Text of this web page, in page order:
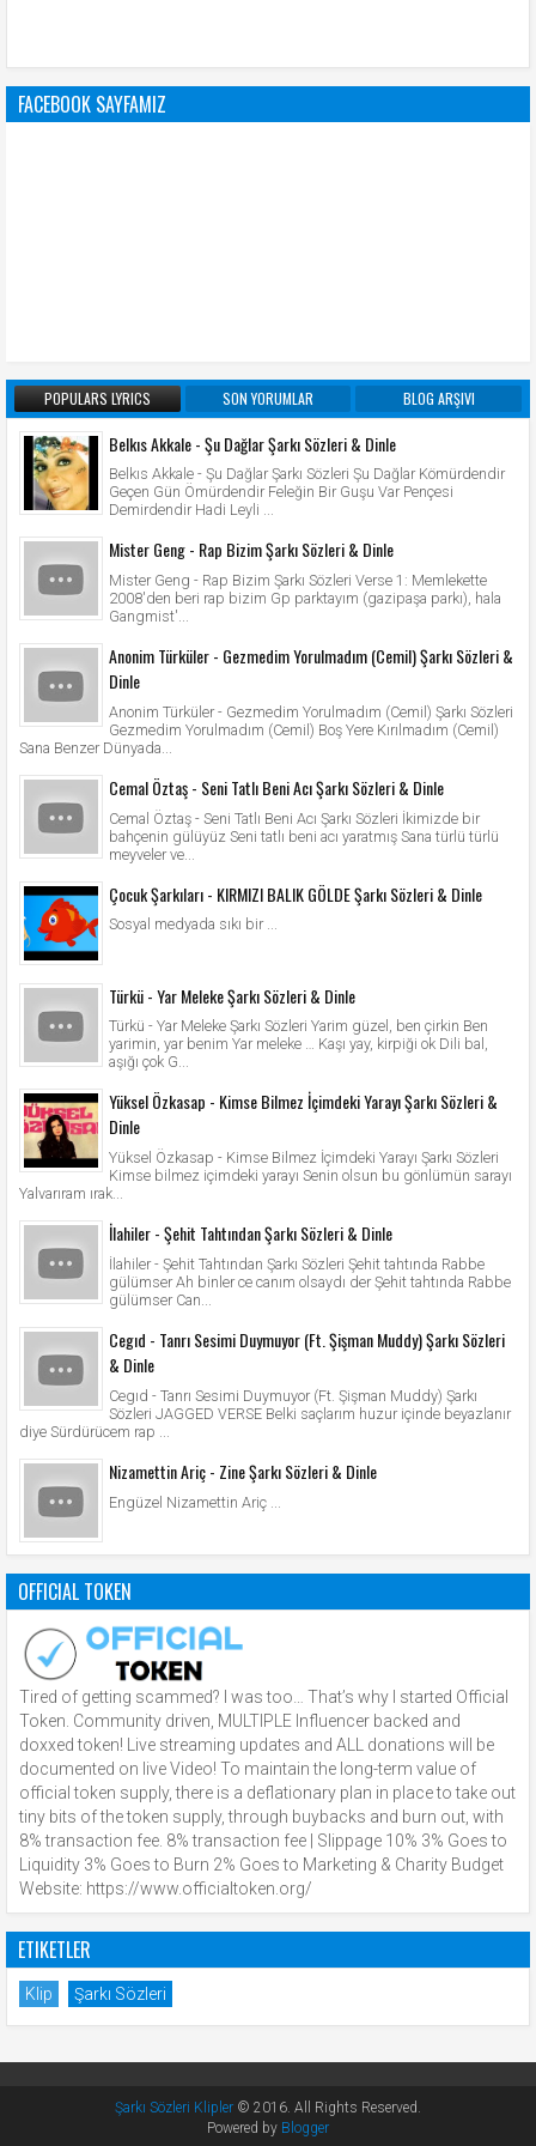
FACEBOOK SAYFAMIZ
POPULARS LYRICS SON YORUMLAR BLOG ARŞIVI
Belkıs Akkale - Şu Dağlar Şarkı Sözleri & Dinle
Belkıs Akkale - Şu Dağlar Şarkı Sözleri Şu Dağlar Kömürdendir
Geçen Gün Ömürdendir Feleğin Bir Guşu Var Pençesi
Demirdendir Hadi Leyli ...
Mister Geng - Rap Bizim Şarkı Sözleri & Dinle
Mister Geng - Rap Bizim Şarkı Sözleri Verse 1: Memlekette
2008'den beri rap bizim Gp parktayım (gazipaşa parkı), hala
Gangmist'...
Anonim Türküler - Gezmedim Yorulmadım (Cemil) Şarkı Sözleri &
Dinle
Anonim Türküler - Gezmedim Yorulmadım (Cemil) Şarkı Sözleri
Gezmedim Yorulmadım (Cemil) Boş Yere Kırılmadım (Cemil)
Sana Benzer Dünyada...
Cemal Öztaş - Seni Tatlı Beni Acı Şarkı Sözleri & Dinle
Cemal Öztaş - Seni Tatlı Beni Acı Şarkı Sözleri İkimizde bir
bahçenin gülüyüz Seni tatlı beni acı yaratmış Sana türlü türlü
meyveler ve...
Çocuk Şarkıları - KIRMIZI BALIK GÖLDE Şarkı Sözleri & Dinle
Sosyal medyada sıkı bir ...
Türkü - Yar Meleke Şarkı Sözleri & Dinle
Türkü - Yar Meleke Şarkı Sözleri Yarim güzel, ben çirkin Ben
yarimin, yar benim Yar meleke … Kaşı yay, kirpiği ok Dili bal,
aşığı çok G...
Yüksel Özkasap - Kimse Bilmez İçimdeki Yarayı Şarkı Sözleri &
Dinle
Yüksel Özkasap - Kimse Bilmez İçimdeki Yarayı Şarkı Sözleri
Kimse bilmez içimdeki yarayı Senin olsun bu gönlümün sarayı
Yalvarıram ırak...
İlahiler - Şehit Tahtından Şarkı Sözleri & Dinle
İlahiler - Şehit Tahtından Şarkı Sözleri Şehit tahtında Rabbe
gülümser Ah binler ce canım olsaydı der Şehit tahtında Rabbe
gülümser Can...
Cegıd - Tanrı Sesimi Duymuyor (Ft. Şişman Muddy) Şarkı Sözleri
& Dinle
Cegıd - Tanrı Sesimi Duymuyor (Ft. Şişman Muddy) Şarkı
Sözleri JAGGED VERSE Belki saçlarım huzur içinde beyazlanır
diye Sürdürücem rap ...
Nizamettin Ariç - Zine Şarkı Sözleri & Dinle
Engüzel Nizamettin Ariç ...
OFFICIAL TOKEN
Tired of getting scammed? I was too… That’s why I started Official
Token. Community driven, MULTIPLE Influencer backed and
doxxed token! Live streaming updates and ALL donations will be
documented on live Video! To maintain the long-term value of
official token supply, there is a deflationary plan in place to take out
tiny bits of the token supply, through buybacks and burn out, with
8% transaction fee. 8% transaction fee | Slippage 10% 3% Goes to
Liquidity 3% Goes to Burn 2% Goes to Marketing & Charity Budget
Website: https://www.officialtoken.org/
ETIKETLER
Klip Şarkı Sözleri
Şarkı Sözleri Klipler © 2016. All Rights Reserved.
Powered by Blogger